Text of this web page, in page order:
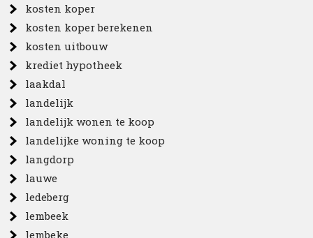
kosten koper
kosten koper berekenen
kosten uitbouw
krediet hypotheek
laakdal
landelijk
landelijk wonen te koop
landelijke woning te koop
langdorp
lauwe
ledeberg
lembeek
lembeke